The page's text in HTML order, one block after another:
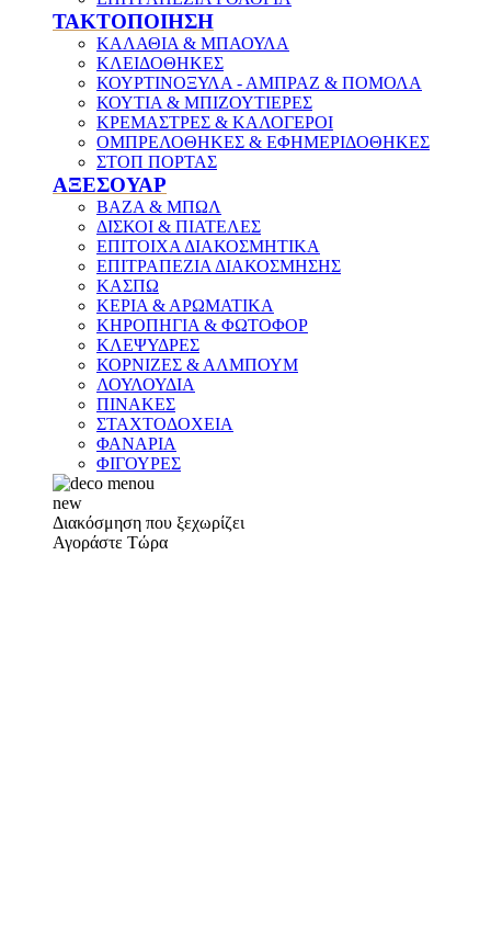
ΤΑΚΤΟΠΟΙΗΣΗ
ΚΑΛΑΘΙΑ & ΜΠΑΟΥΛΑ
ΚΛΕΙΔΟΘΗΚΕΣ
ΚΟΥΡΤΙΝΟΞΥΛΑ - ΑΜΠΡΑΖ & ΠΟΜΟΛΑ
ΚΟΥΤΙΑ & ΜΠΙΖΟΥΤΙΕΡΕΣ
ΚΡΕΜΑΣΤΡΕΣ & ΚΑΛΟΓΕΡΟΙ
ΟΜΠΡΕΛΟΘΗΚΕΣ & ΕΦΗΜΕΡΙΔΟΘΗΚΕΣ
ΣΤΟΠ ΠΟΡΤΑΣ
ΑΞΕΣΟΥΑΡ
ΒΑΖΑ & ΜΠΩΛ
ΔΙΣΚΟΙ & ΠΙΑΤΕΛΕΣ
ΕΠΙΤΟΙΧΑ ΔΙΑΚΟΣΜΗΤΙΚΑ
ΕΠΙΤΡΑΠΕΖΙΑ ΔΙΑΚΟΣΜΗΣΗΣ
ΚΑΣΠΩ
ΚΕΡΙΑ & ΑΡΩΜΑΤΙΚΑ
ΚΗΡΟΠΗΓΙΑ & ΦΩΤΟΦΟΡ
ΚΛΕΨΥΔΡΕΣ
ΚΟΡΝΙΖΕΣ & ΑΛΜΠΟΥΜ
ΛΟΥΛΟΥΔΙΑ
ΠΙΝΑΚΕΣ
ΣΤΑΧΤΟΔΟΧΕΙΑ
ΦΑΝΑΡΙΑ
ΦΙΓΟΥΡΕΣ
new
Διακόσμηση που ξεχωρίζει
Αγοράστε Τώρα